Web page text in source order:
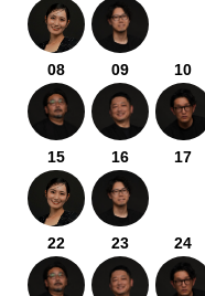
08 09 10
15 16 17
22 23 24